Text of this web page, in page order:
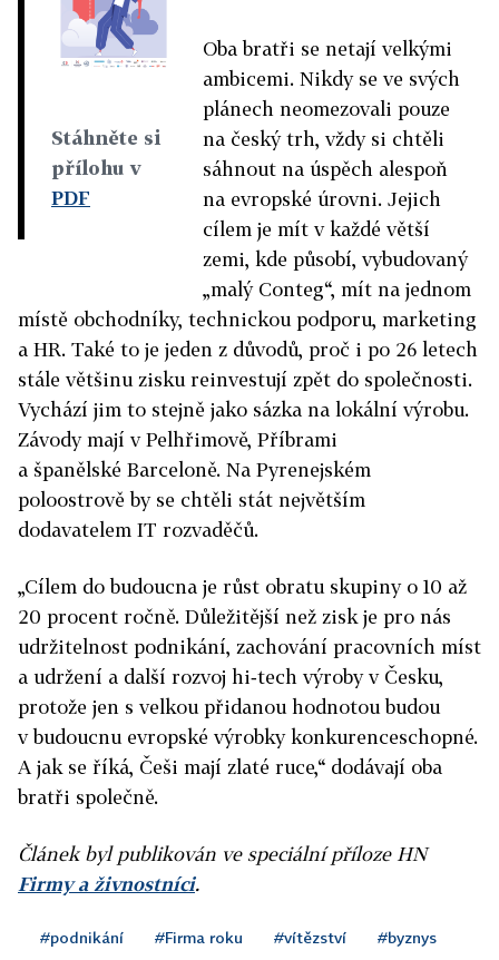
Stáhněte si
přílohu v
PDF
Oba bratři se netají velkými
ambicemi. Nikdy se ve svých
plánech neomezovali pouze
na český trh, vždy si chtěli
sáhnout na úspěch alespoň
na evropské úrovni. Jejich
cílem je mít v každé větší
zemi, kde působí, vybudovaný
„malý Conteg“, mít na jednom
místě obchodníky, technickou podporu, marketing
a HR. Také to je jeden z důvodů, proč i po 26 letech
stále většinu zisku reinvestují zpět do společnosti.
Vychází jim to stejně jako sázka na lokální výrobu.
Závody mají v Pelhřimově, Příbrami
a španělské Barceloně. Na Pyrenejském
poloostrově by se chtěli stát největším
dodavatelem IT rozvaděčů.
„Cílem do budoucna je růst obratu skupiny o 10 až
20 procent ročně. Důležitější než zisk je pro nás
udržitelnost podnikání, zachování pracovních míst
a udržení a další rozvoj hi‑tech výroby v Česku,
protože jen s velkou přidanou hodnotou budou
v budoucnu evropské výrobky konkurenceschopné.
A jak se říká, Češi mají zlaté ruce,“ dodávají oba
bratři společně.
Článek byl publikován ve speciální příloze HN
Firmy a živnostníci.
#podnikání #Firma roku #vítězství #byznys